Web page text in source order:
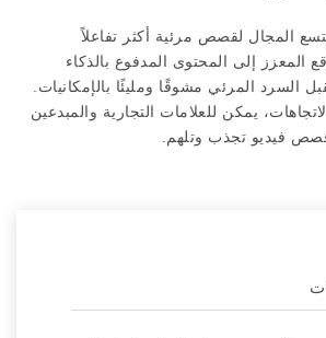
المجال لقصص مرئية أكثر تفاعلاً
المعزز إلى المحتوى المدفوع بالذكاء
السرد المرئي مشوقًا ومليئًا بالإمكانيات.
يمكن للعلامات التجارية والمبدعين
فيديو تجذب وتلهم.